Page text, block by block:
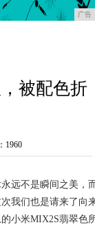
广告
被配色折
1960
远不是瞬间之美
们也是请来了向
小米MIX2S翡翠色